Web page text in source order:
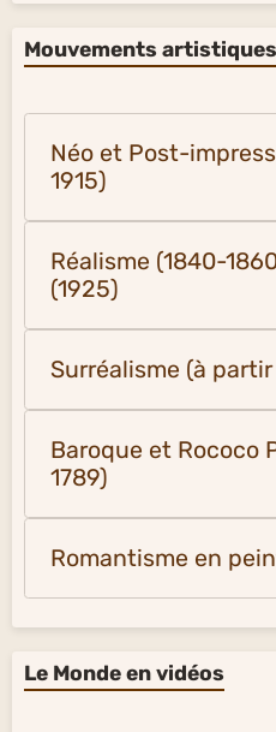
Mouvements artistiques
Néo et Post-
1915)
Réalisme (1840-
(1925)
Surréalisme (à
Baroque et Rococo
1789)
Romantisme en
Le Monde en vidéos